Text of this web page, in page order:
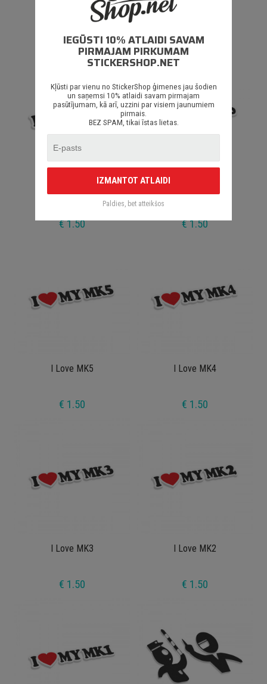
I Love Volkswagen
€ 1.50
I Love Golf
€ 1.50
€ 1.50 € 1.50
I Love MK5
€ 1.50
I Love MK4
€ 1.50
I Love MK3
€ 1.50
I Love MK2
€ 1.50
IEGŪSTI 10% ATLAIDI SAVAM
PIRMAJAM PIRKUMAM
STICKERSHOP.NET
Kļūsti par vienu no StickerShop ģimenes jau šodien
un saņemsi 10% atlaidi savam pirmajam
pasūtījumam, kā arī, uzzini par visiem jaunumiem
pirmais.
BEZ SPAM, tikai īstas lietas.
IZMANTOT ATLAIDI
Paldies, bet atteikšos